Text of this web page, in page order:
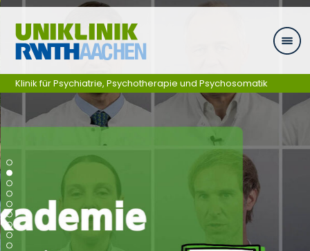
Zum Inhalt springen
Klinik für Psychiatrie, Psychotherapie und Psychosomatik